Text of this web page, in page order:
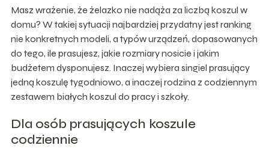
Masz wrażenie, że żelazko nie nadąża za liczbą koszul w
domu? W takiej sytuacji najbardziej przydatny jest ranking
nie konkretnych modeli, a typów urządzeń, dopasowanych
do tego, ile prasujesz, jakie rozmiary nosicie i jakim
budżetem dysponujesz. Inaczej wybiera singiel prasujący
jedną koszulę tygodniowo, a inaczej rodzina z codziennym
zestawem białych koszul do pracy i szkoły.
Dla osób prasujących koszule
codziennie